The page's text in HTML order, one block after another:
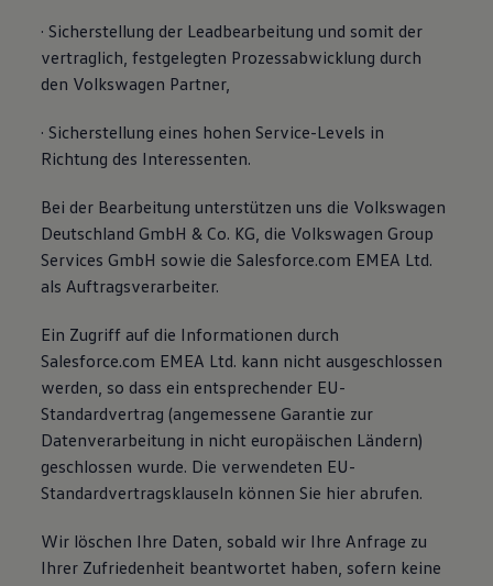
· Sicherstellung der Leadbearbeitung und somit der
vertraglich, festgelegten Prozessabwicklung durch
den Volkswagen Partner,
· Sicherstellung eines hohen Service-Levels in
Richtung des Interessenten.
Bei der Bearbeitung unterstützen uns die Volkswagen
Deutschland GmbH & Co. KG, die Volkswagen Group
Services GmbH sowie die Salesforce.com EMEA Ltd.
als Auftragsverarbeiter.
Ein Zugriff auf die Informationen durch
Salesforce.com EMEA Ltd. kann nicht ausgeschlossen
werden, so dass ein entsprechender EU-
Standardvertrag (angemessene Garantie zur
Datenverarbeitung in nicht europäischen Ländern)
geschlossen wurde. Die verwendeten EU-
Standardvertragsklauseln können Sie hier abrufen.
Wir löschen Ihre Daten, sobald wir Ihre Anfrage zu
Ihrer Zufriedenheit beantwortet haben, sofern keine